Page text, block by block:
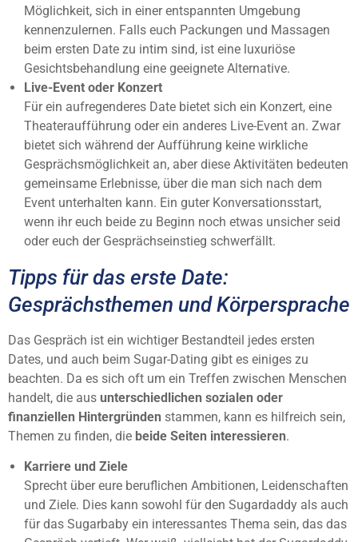
Möglichkeit, sich in einer entspannten Umgebung
kennenzulernen. Falls euch Packungen und Massagen
beim ersten Date zu intim sind, ist eine luxuriöse
Gesichtsbehandlung eine geeignete Alternative.
Live-Event oder Konzert
Für ein aufregenderes Date bietet sich ein Konzert, eine
Theateraufführung oder ein anderes Live-Event an. Zwar
bietet sich während der Aufführung keine wirkliche
Gesprächsmöglichkeit an, aber diese Aktivitäten bedeuten
gemeinsame Erlebnisse, über die man sich nach dem
Event unterhalten kann. Ein guter Konversationsstart,
wenn ihr euch beide zu Beginn noch etwas unsicher seid
oder euch der Gesprächseinstieg schwerfällt.
Tipps für das erste Date:
Gesprächsthemen und Körpersprache
Das Gespräch ist ein wichtiger Bestandteil jedes ersten
Dates, und auch beim Sugar-Dating gibt es einiges zu
beachten. Da es sich oft um ein Treffen zwischen Menschen
handelt, die aus unterschiedlichen sozialen oder
finanziellen Hintergründen stammen, kann es hilfreich sein,
Themen zu finden, die beide Seiten interessieren.
Karriere und Ziele
Sprecht über eure beruflichen Ambitionen, Leidenschaften
und Ziele. Dies kann sowohl für den Sugardaddy als auch
für das Sugarbaby ein interessantes Thema sein, das das